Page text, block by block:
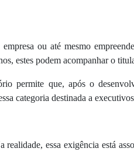
ou até mesmo
estes podem acompanhar o
permite que, após o
categoria destinada a
essa exigência está